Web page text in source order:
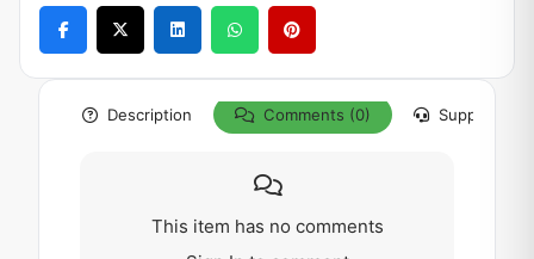
Description Comments (0) Support
This item has no comments